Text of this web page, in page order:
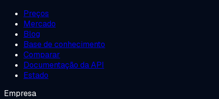
Preços
Mercado
Blog
Base de conhecimento
Comparar
Documentação da API
Estado
Empresa